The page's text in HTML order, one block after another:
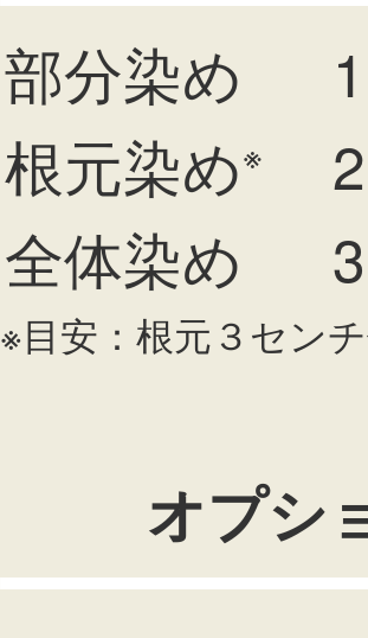
部分染め
根元染め※
全体染め
※目安：根元３セン
オプシ